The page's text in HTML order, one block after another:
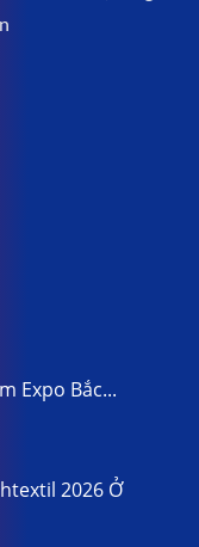
Expo Bắc...
2026 Ở